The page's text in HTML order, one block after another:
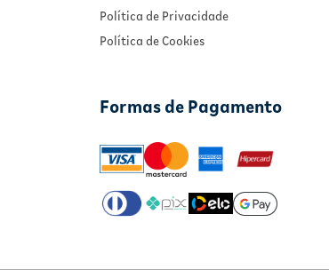
Política de Privacidade
Política de Cookies
Formas de Pagamento